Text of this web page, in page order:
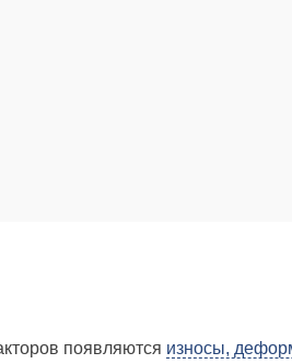
появляются износы,